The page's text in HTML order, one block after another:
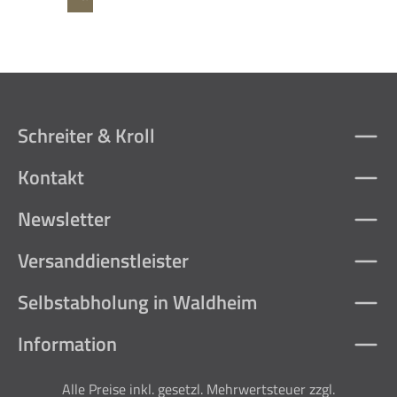
Schreiter & Kroll
Information
Kontakt
Newsletter
Versanddienstleister
Selbstabholung in Waldheim
Alle Preise inkl. gesetzl. Mehrwertsteuer zzgl.